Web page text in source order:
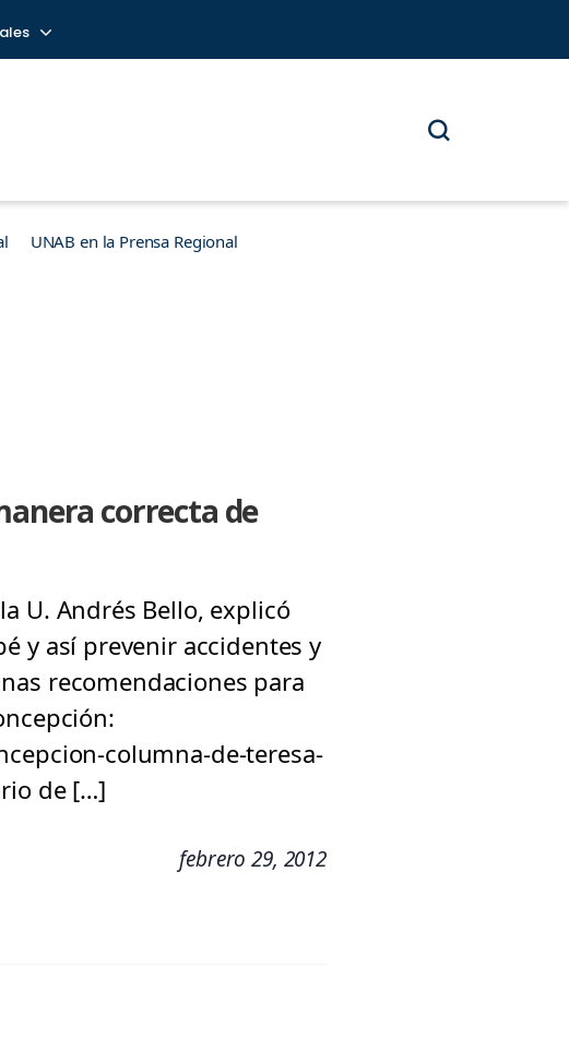
UNAB en la Prensa Regional
correcta de
U. Andrés Bello, explicó
y así prevenir accidentes y
recomendaciones para
columna-de-teresa-
de […]
febrero 29, 2012